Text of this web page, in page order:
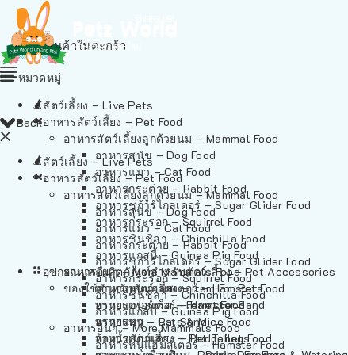
ไม่มีสินค้าในตะกร้า
Back
สัตว์เลี้ยง – Live Pets
อาหารสัตว์เลี้ยง – Pet Food
อาหารสัตว์เลี้ยงลูกด้วยนม – Mammal Food
อาหารสุนัข – Dog Food
อาหารแมว – Cat Food
อาหารกระต่าย – Rabbit Food
อาหารชูก้าร์ไกลเดอร์ – Sugar Glider Food
อาหารกระรอก – Squirrel Food
อาหารชินชิล่า – Chinchilla Food
อาหารแกสบี้ – Guinea Pig Food
อาหารอื่นๆ – More Mammals Food
อาหารหนูแฮมสเตอร์ – Hamster Food
หมวดหมู่
สัตว์เลี้ยง – Live Pets
อาหารสัตว์เลี้ยง – Pet Food
อาหารสัตว์เลี้ยงลูกด้วยนม – Mammal Food
อาหารสุนัข – Dog Food
อาหารแมว – Cat Food
อาหารกระต่าย – Rabbit Food
อาหารชูก้าร์ไกลเดอร์ – Sugar Glider Food
อาหารกระรอก – Squirrel Food
อาหารชินชิล่า – Chinchilla Food
อาหารแกสบี้ – Guinea Pig Food
อาหารอื่นๆ – More Mammals Food
อาหารหนูแฮมสเตอร์ – Hamster Food
อาหารเฟอร์เร็ต – Ferret Food
อาหารหนู – Rats & Mice Food
อาหารเม่นแคระ – Hedgehog Food
อุปกรณและผลิตภัณฑ์สำหรับสัตว์เลี้ยง – Pet Accessories
ของใช้สำหรับสัตว์เลี้ยง – Item For Pets
ทรายแฮมสเตอร์ – Hamster Sand
ทรายแมว – Cat Sand
ห้องน้ำสัตว์เลี้ยง – Pet Toilets